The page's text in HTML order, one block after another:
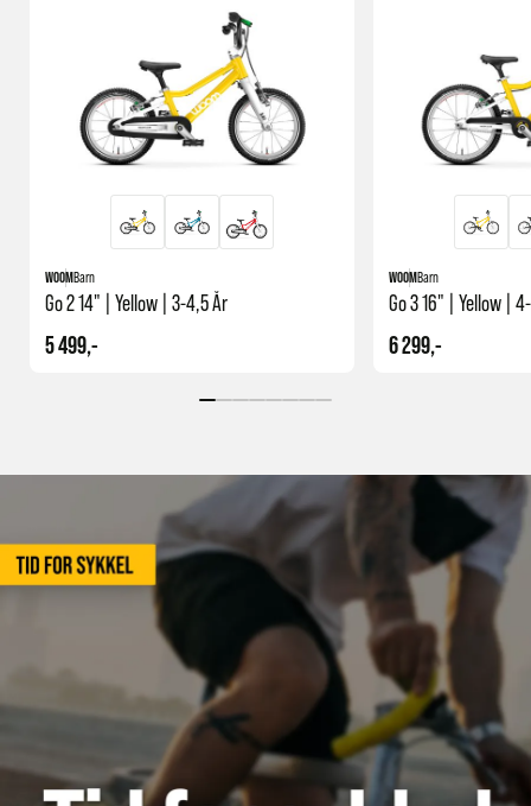
WOOMBarn
Go 2 14" | Yellow | 3-4,5 År
5 499,-
WOOMBarn
Go 3 16" | Yellow |
6 299,-